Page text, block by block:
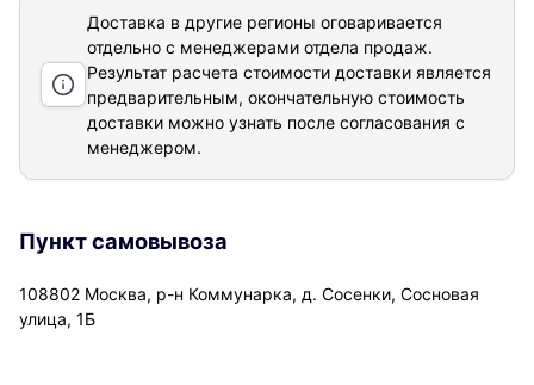
Доставка в другие регионы оговаривается
отдельно с менеджерами отдела продаж.
Результат расчета стоимости доставки является
предварительным, окончательную стоимость
доставки можно узнать после согласования с
менеджером.
Пункт самовывоза
108802 Москва, р-н Коммунарка, д. Сосенки, Сосновая
улица, 1Б